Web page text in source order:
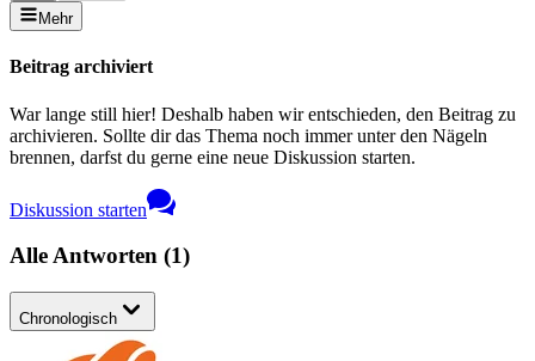
Mehr
Beitrag archiviert
War lange still hier! Deshalb haben wir entschieden, den Beitrag zu
archivieren. Sollte dir das Thema noch immer unter den Nägeln
brennen, darfst du gerne eine neue Diskussion starten.
Diskussion starten
Alle Antworten (1)
Chronologisch